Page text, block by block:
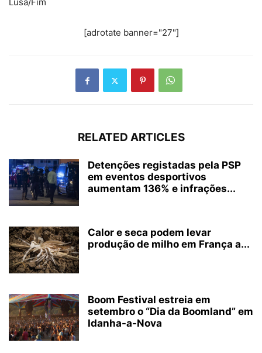
[adrotate banner="27"]
RELATED ARTICLES
Detenções registadas pela PSP
em eventos desportivos
aumentam 136% e infrações...
Calor e seca podem levar
produção de milho em França a...
Boom Festival estreia em
setembro o “Dia da Boomland” em
Idanha-a-Nova